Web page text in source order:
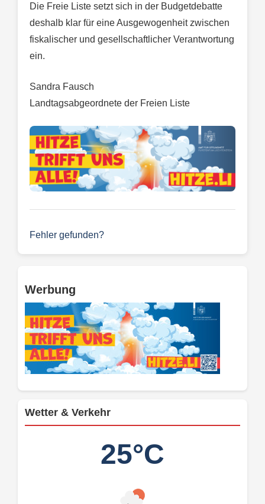
Die Freie Liste setzt sich in der Budgetdebatte
deshalb klar für eine Ausgewogenheit zwischen
fiskalischer und gesellschaftlicher Verantwortung
ein.
Sandra Fausch
Landtagsabgeordnete der Freien Liste
Fehler gefunden?
Werbung
Wetter & Verkehr
25°C